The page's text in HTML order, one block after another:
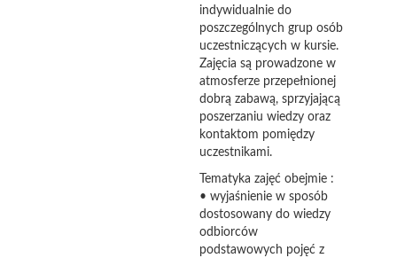
indywidualnie do
poszczególnych grup osób
uczestniczących w kursie.
Zajęcia są prowadzone w
atmosferze przepełnionej
dobrą zabawą, sprzyjającą
poszerzaniu wiedzy oraz
kontaktom pomiędzy
uczestnikami.
Tematyka zajęć obejmie :
• wyjaśnienie w sposób
dostosowany do wiedzy
odbiorców
podstawowych pojęć z